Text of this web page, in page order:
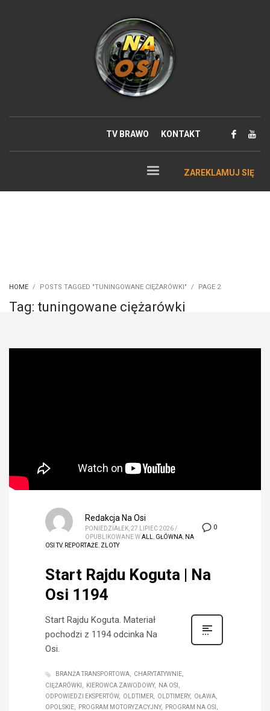
TV BRAWO KONTAKT
ZAREKLAMUJ SIĘ
HOME POSTS TAGGED "TUNINGOWANE CIĘŻARÓWKI" PAGE 2
Tag: tuningowane ciężarówki
0
Redakcja Na Osi
PONIEDZIAŁEK, 27 LIPIEC 2026/
OPUBLIKOWANE WALL, GŁÓWNA, NA
OSI TV, REPORTAŻE, ZLOTY
Start Rajdu Koguta | Na
Osi 1194
Start Rajdu Koguta. Materiał
pochodzi z 1194 odcinka Na
Osi.
BRANŻA TRANSPORTOWA
CHARYTATYWNIE
CIĘŻARÓWKI
KIEROWCA ZAWODOWY
NA OSI
ODPOWIEDZI EKSPERTÓW
OLDTIMER OLDTIMERY
OŁAWA
OPOLSKIE
PROGRAM MOTORYZACYJNY
PROGRAM NA OSI